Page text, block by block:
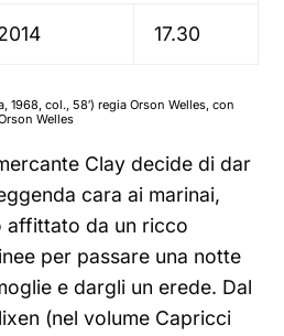
17.30
col., 58′) regia Orson Welles, con
Welles
Clay decide di dar
cara ai marinai,
affittato da un ricco
per passare una notte
e dargli un erede. Dal
(nel volume Capricci